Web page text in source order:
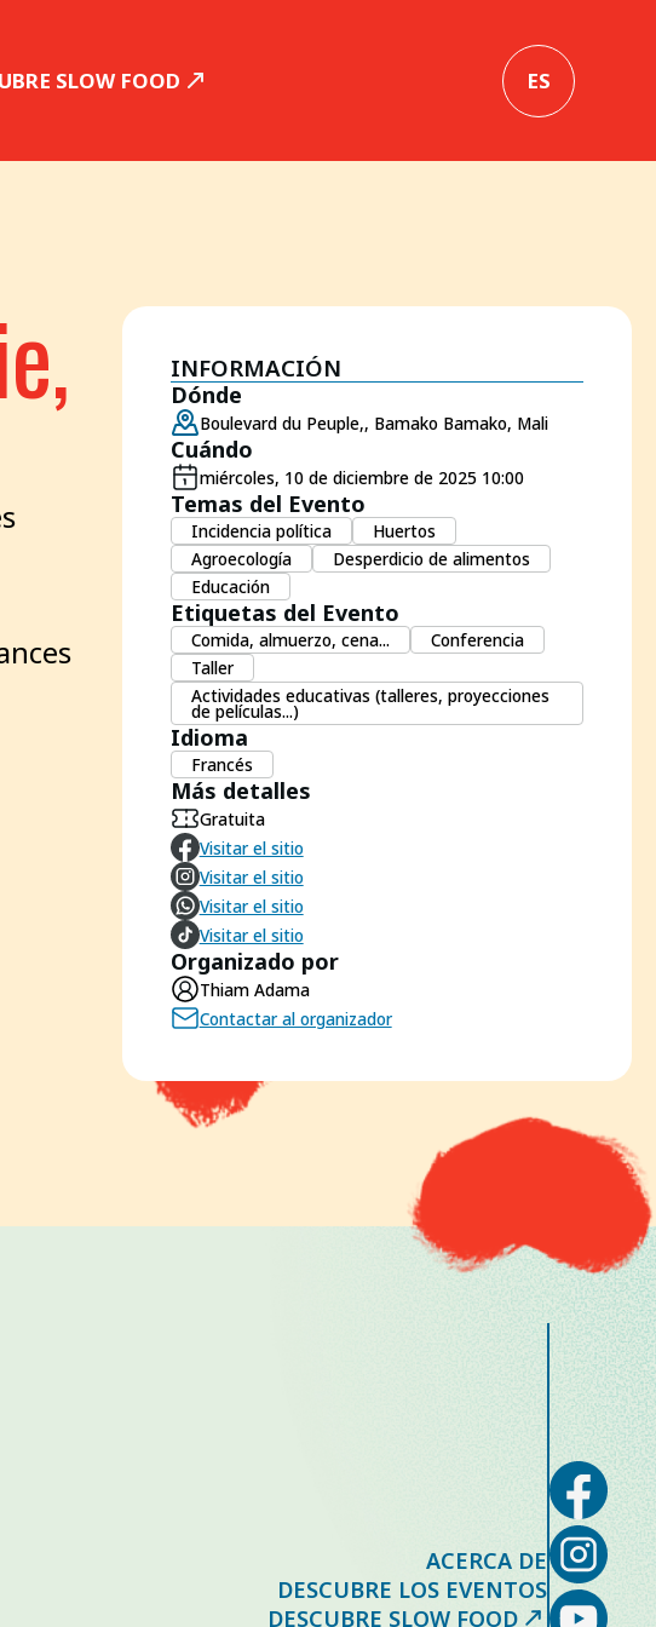
SLOW FOOD ES
INFORMACIÓN
Dónde
Boulevard du Peuple,, Bamako Bamako, Mali
Cuándo
miércoles, 10 de diciembre de 2025 10:00
Temas del Evento
Incidencia política
Huertos
Agroecología
Desperdicio de alimentos
Educación
Etiquetas del Evento
Comida, almuerzo, cena...
Conferencia
Taller
Actividades educativas (talleres, proyecciones
de películas...)
Idioma
Francés
Más detalles
Gratuita
Visitar el sitio
Visitar el sitio
Visitar el sitio
Visitar el sitio
Organizado por
Thiam Adama
Contactar al organizador
ACERCA DE
DESCUBRE LOS EVENTOS
DESCUBRE SLOW FOOD